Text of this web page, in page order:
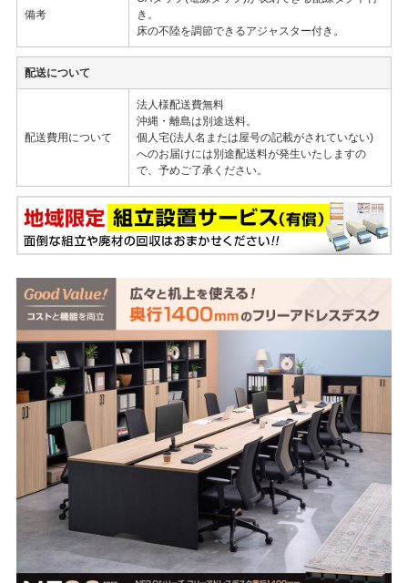
備考
き。
床の不陸を調節できるアジャスター付き。
配送について
配送費用について
法人様配送費無料
沖縄・離島は別途送料。
個人宅(法人名または屋号の記載がされていない)
へのお届けには別途配送料が発生いたしますの
で、予めご了承ください。